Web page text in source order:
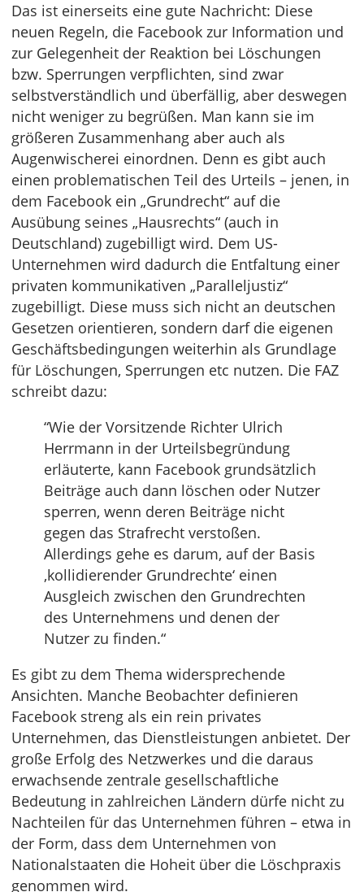
Das ist einerseits eine gute Nachricht: Diese
neuen Regeln, die Facebook zur Information und
zur Gelegenheit der Reaktion bei Löschungen
bzw. Sperrungen verpflichten, sind zwar
selbstverständlich und überfällig, aber deswegen
nicht weniger zu begrüßen. Man kann sie im
größeren Zusammenhang aber auch als
Augenwischerei einordnen. Denn es gibt auch
einen problematischen Teil des Urteils – jenen, in
dem Facebook ein „Grundrecht“ auf die
Ausübung seines „Hausrechts“ (auch in
Deutschland) zugebilligt wird. Dem US-
Unternehmen wird dadurch die Entfaltung einer
privaten kommunikativen „Paralleljustiz“
zugebilligt. Diese muss sich nicht an deutschen
Gesetzen orientieren, sondern darf die eigenen
Geschäftsbedingungen weiterhin als Grundlage
für Löschungen, Sperrungen etc nutzen. Die FAZ
schreibt dazu:
“Wie der Vorsitzende Richter Ulrich
Herrmann in der Urteilsbegründung
erläuterte, kann Facebook grundsätzlich
Beiträge auch dann löschen oder Nutzer
sperren, wenn deren Beiträge nicht
gegen das Strafrecht verstoßen.
Allerdings gehe es darum, auf der Basis
‚kollidierender Grundrechte‘ einen
Ausgleich zwischen den Grundrechten
des Unternehmens und denen der
Nutzer zu finden.“
Es gibt zu dem Thema widersprechende
Ansichten. Manche Beobachter definieren
Facebook streng als ein rein privates
Unternehmen, das Dienstleistungen anbietet. Der
große Erfolg des Netzwerkes und die daraus
erwachsende zentrale gesellschaftliche
Bedeutung in zahlreichen Ländern dürfe nicht zu
Nachteilen für das Unternehmen führen – etwa in
der Form, dass dem Unternehmen von
Nationalstaaten die Hoheit über die Löschpraxis
genommen wird.